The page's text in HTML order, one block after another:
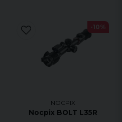
NOCPIX
Nocpix BOLT L35R
-10%